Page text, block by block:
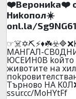
❤️Bepoниka❤️
Hиkoпoл☀️
onl.la/Sg9NG61
MAHГAЛ-
ЮCEИH0B koйтo
живoтитe нa
Tъpнoвo HA
ssur.cc/MoHYtFf